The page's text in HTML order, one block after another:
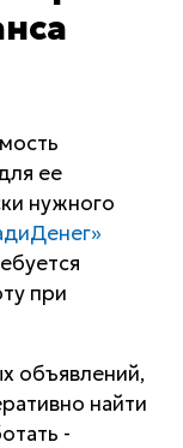
Хбк)
ее
нужного
при
объявлений,
найти
-